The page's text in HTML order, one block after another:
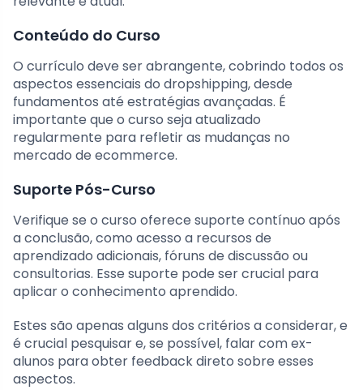
Conteúdo do Curso
O currículo deve ser abrangente, cobrindo todos os
aspectos essenciais do dropshipping, desde
fundamentos até estratégias avançadas. É
importante que o curso seja atualizado
regularmente para refletir as mudanças no
mercado de ecommerce.
Suporte Pós-Curso
Verifique se o curso oferece suporte contínuo após
a conclusão, como acesso a recursos de
aprendizado adicionais, fóruns de discussão ou
consultorias. Esse suporte pode ser crucial para
aplicar o conhecimento aprendido.
Estes são apenas alguns dos critérios a considerar, e
é crucial pesquisar e, se possível, falar com ex-
alunos para obter feedback direto sobre esses
aspectos.